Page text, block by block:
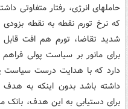
حامل­های انرژی، رفتار متفاوتی
که نرخ تورم نقطه به نقطه
شدید تقاضا، تورم هم افت
برای مانور بر سیاست پولی
دارد که با هدایت درست سیاست
داشته باشد بدون اینکه به
برای دستیابی به این هدف، بانک